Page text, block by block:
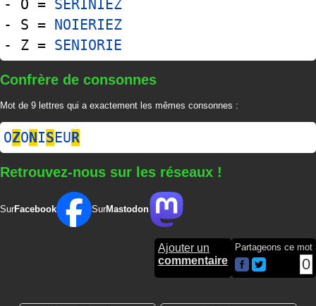
- O = SERINIEZ
- S = NOIERIEZ
- Z = SENIORIE
Confrère de consonnes
Mot de 9 lettres qui a exactement les mêmes consonnes :
OZONISEUR
Retrouvez-nous sur les réseaux !
SurFacebook SurMastodon
Ajouter un
commentaire
Partageons ce mot
0